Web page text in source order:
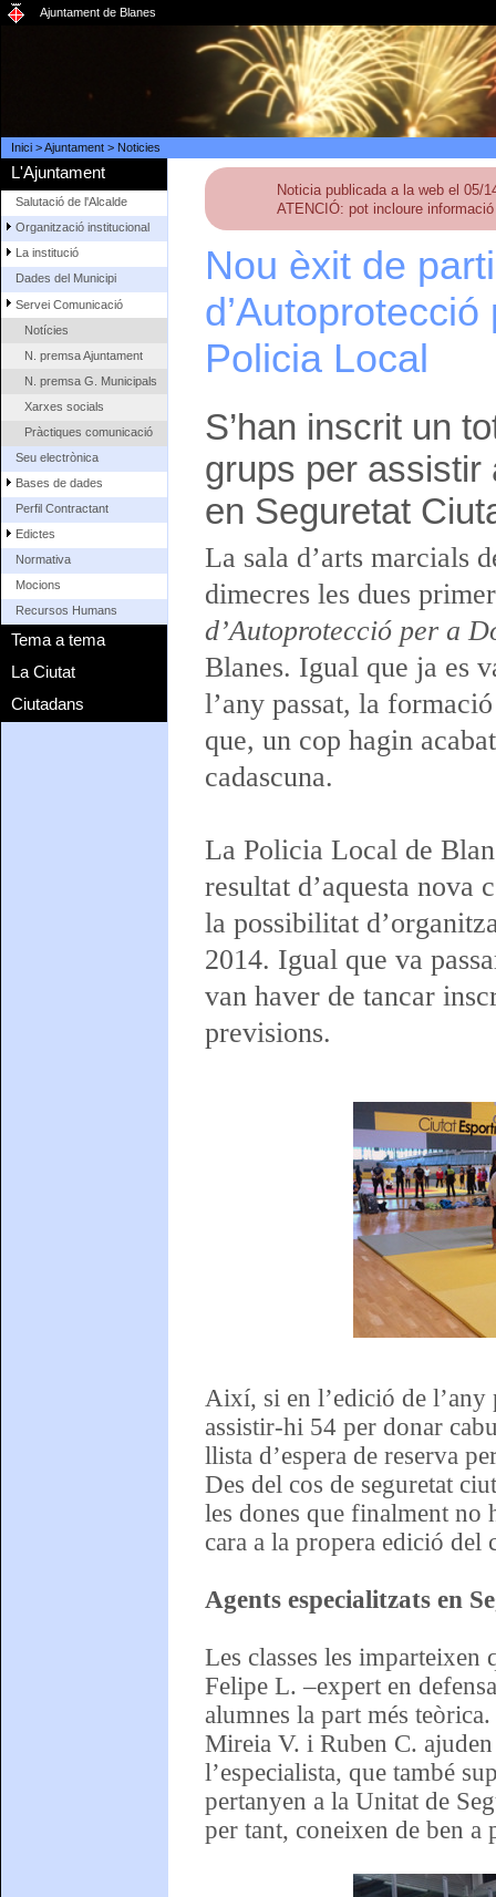
Ajuntament de Blanes
Inici>Ajuntament> Noticies
L'Ajuntament
Salutació de l'Alcalde
Organització institucional
La institució
Dades del Municipi
Servei Comunicació
Notícies
N. premsa Ajuntament
N. premsa G. Municipals
Xarxes socials
Pràctiques comunicació
Seu electrònica
Bases de dades
Perfil Contractant
Edictes
Normativa
Mocions
Recursos Humans
Tema a tema
La Ciutat
Ciutadans
Noticia publicada a la web el 05/
ATENCIÓ: pot incloure
Nou èxit de
Policia Local
S’han inscrit un
grups per assistir
en Seguretat
La sala d’arts marcials
dimecres les dues
d’Autoprotecció per a
Blanes. Igual que ja es
l’any passat, la
que, un cop hagin
cadascuna.
La Policia Local de
resultat d’aquesta nova
la possibilitat
2014. Igual que va
van haver de tancar
previsions.
Així, si en l’edició de l’any
assistir-hi 54 per donar
llista d’espera de reserva
Des del cos de seguretat
les dones que finalment no
cara a la propera edició del
Agents especialitzats en
Les classes les imparteixen
Felipe L. –expert en
alumnes la part més
Mireia V. i Ruben C.
l’especialista, que també
pertanyen a la Unitat de
per tant, coneixen de ben a